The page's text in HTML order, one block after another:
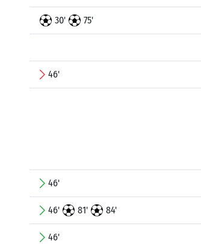
30' 75'
46'
46'
46' 81' 84'
46'